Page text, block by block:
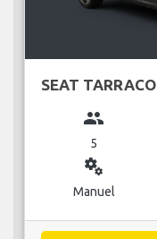
SEAT TARRACO
group
5
miscellaneous_services
Manuel